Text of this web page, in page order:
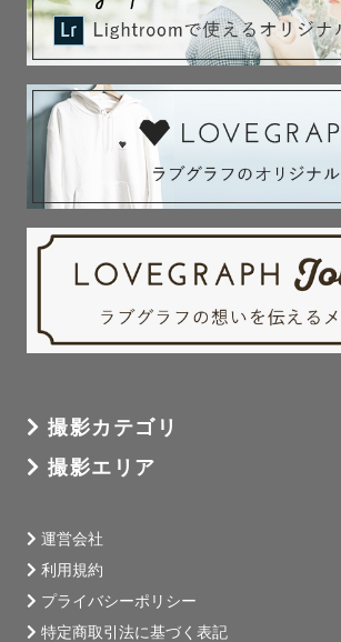
撮影カテゴリ
撮影エリア
運営会社
利用規約
プライバシーポリシー
特定商取引法に基づく表記